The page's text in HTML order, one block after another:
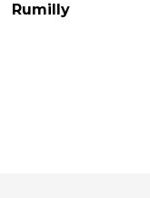
Rumilly